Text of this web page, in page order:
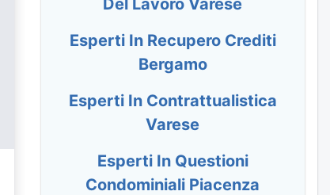
Del Lavoro Varese
Esperti In Recupero Crediti
Bergamo
Esperti In Contrattualistica
Varese
Esperti In Questioni
Condominiali Piacenza